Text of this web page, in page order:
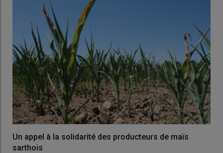
Un appel à la solidarité des producteurs de maïs
sarthois